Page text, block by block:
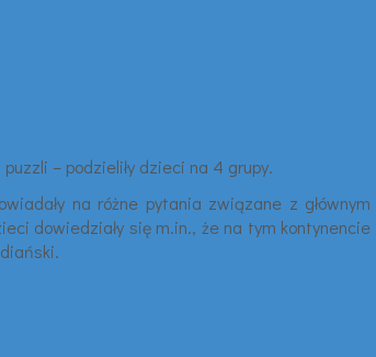
– podzieliły dzieci na 4 grupy.
na różne pytania związane z głównym
dowiedziały się m.in., że na tym kontynencie